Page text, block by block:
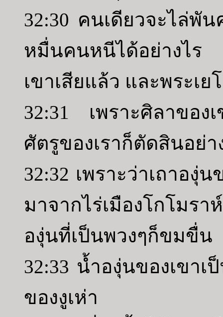
32:30 คนเดียวจะไล่พั
หมื่นคนหนีได้อย่างไร
เขาเสียแล้ว และพระเ
32:31 เพราะศิลาของ
ศัตรูของเราก็ตัดสินอย่
32:32 เพราะว่าเถาองุ่
มาจากไร่เมืองโกโมร
องุ่นที่เป็นพวงๆก็ขมขื่น
32:33 น้ำองุ่นของเขา
ของงูเห่า